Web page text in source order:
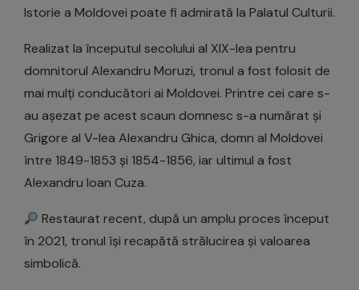
Istorie a Moldovei poate fi admirată la Palatul Culturii.
Realizat la începutul secolului al XIX-lea pentru
domnitorul Alexandru Moruzi, tronul a fost folosit de
mai mulți conducători ai Moldovei. Printre cei care s-
au așezat pe acest scaun domnesc s-a numărat și
Grigore al V-lea Alexandru Ghica, domn al Moldovei
între 1849-1853 și 1854-1856, iar ultimul a fost
Alexandru Ioan Cuza.
Restaurat recent, după un amplu proces început
în 2021, tronul își recapătă strălucirea și valoarea
simbolică.